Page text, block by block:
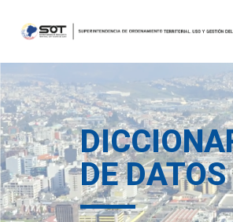
DE DATOS